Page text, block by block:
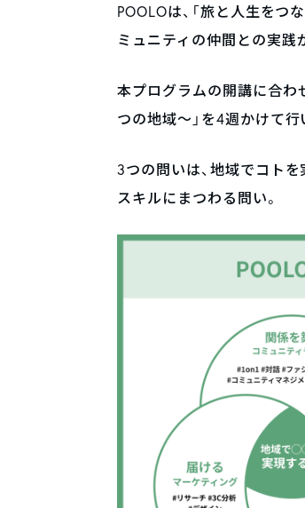
POOLOは、「旅と人生を
ミュニティの仲間との実践
本プログラムの開講に合わ
つの地域〜」を4週かけて行
3つの問いは、地域でコトを
スキルにまつわる問い。